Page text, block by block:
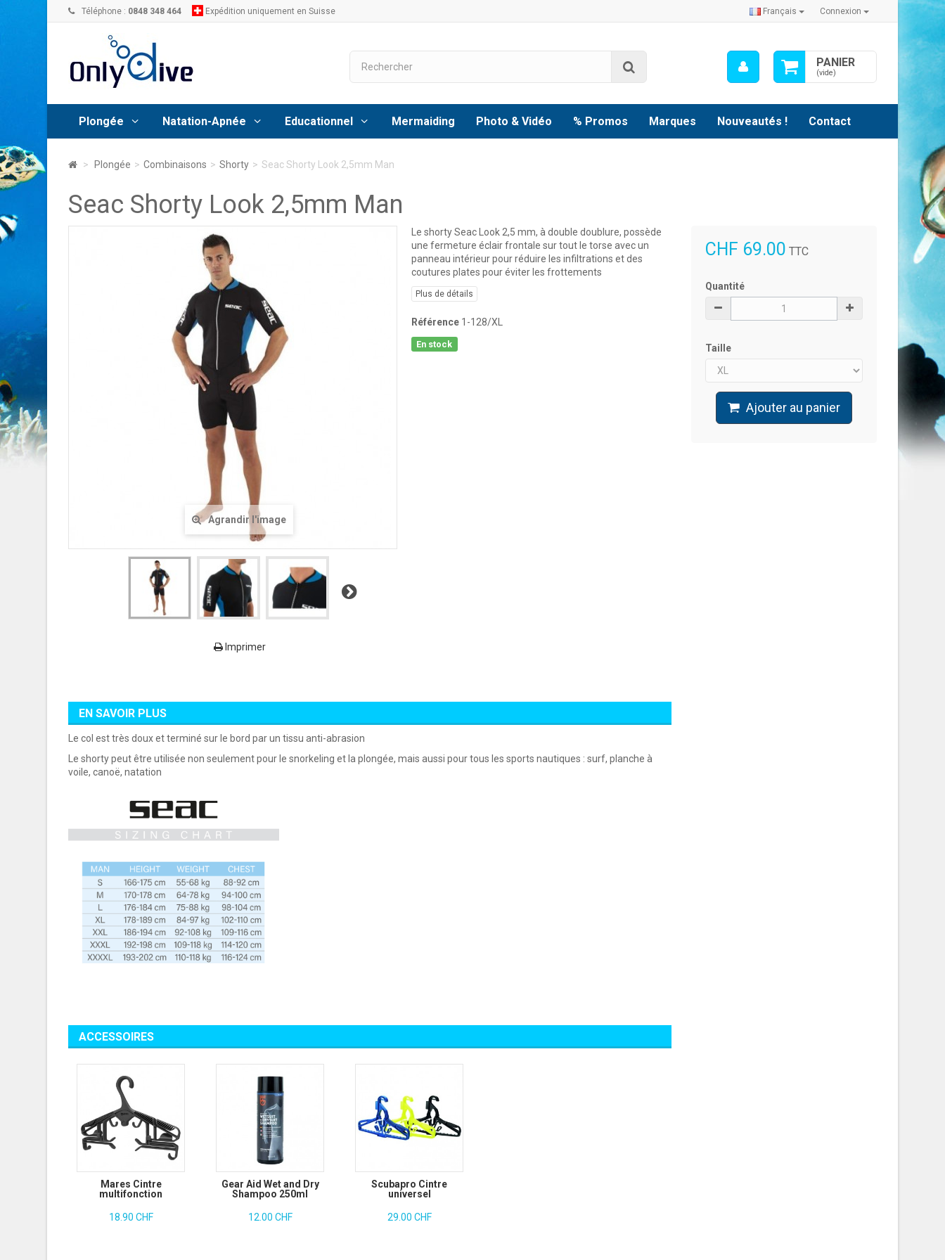
Connexion
Téléphone : 0848 348 464 Expédition uniquement en Suisse Français
PANIER
(vide)
Mon
compte
Plongée Natation-Apnée Educationnel Mermaiding Photo & Vidéo % Promos Marques Nouveautés ! Contact
> Plongée > Combinaisons > Shorty > Seac Shorty Look 2,5mm Man
Seac Shorty Look 2,5mm Man
Agrandir l'image
Suivant
Imprimer
CHF 69.00 TTC
Quantité
Taille
Ajouter au panier
Le shorty Seac Look 2,5 mm, à double doublure, possède
une fermeture éclair frontale sur tout le torse avec un
panneau intérieur pour réduire les infiltrations et des
coutures plates pour éviter les frottements
Plus de détails
Référence 1-128/XL
En stock
EN SAVOIR PLUS
Le col est très doux et terminé sur le bord par un tissu anti-abrasion
Le shorty peut être utilisée non seulement pour le snorkeling et la plongée, mais aussi pour tous les sports nautiques : surf, planche à
voile, canoë, natation
ACCESSOIRES
Mares Cintre
multifonction
18.90 CHF
Gear Aid Wet and Dry
Shampoo 250ml
12.00 CHF
Scubapro Cintre
universel
29.00 CHF